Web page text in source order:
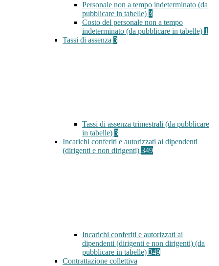
Personale non a tempo indeterminato (da
pubblicare in tabelle) 3
Costo del personale non a tempo
indeterminato (da pubblicare in tabelle) 1
Tassi di assenza 3
Tassi di assenza trimestrali (da pubblicare
in tabelle) 3
Incarichi conferiti e autorizzati ai dipendenti
(dirigenti e non dirigenti) 349
Incarichi conferiti e autorizzati ai
dipendenti (dirigenti e non dirigenti) (da
pubblicare in tabelle) 349
Contrattazione collettiva